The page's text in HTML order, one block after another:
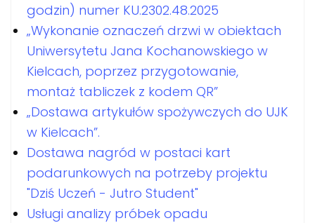
godzin) numer KU.2302.48.2025
„Wykonanie oznaczeń drzwi w obiektach
Uniwersytetu Jana Kochanowskiego w
Kielcach, poprzez przygotowanie,
montaż tabliczek z kodem QR”
„Dostawa artykułów spożywczych do UJK
w Kielcach”.
Dostawa nagród w postaci kart
podarunkowych na potrzeby projektu
"Dziś Uczeń - Jutro Student"
Usługi analizy próbek opadu